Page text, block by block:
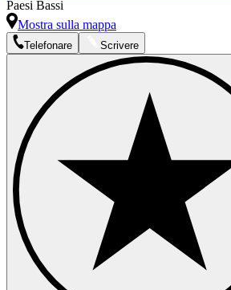
Paesi Bassi
Mostra sulla mappa
Telefonare Scrivere